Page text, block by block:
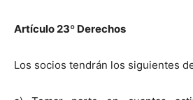
Artículo 23º Derechos
Los socios tendrán los siguientes